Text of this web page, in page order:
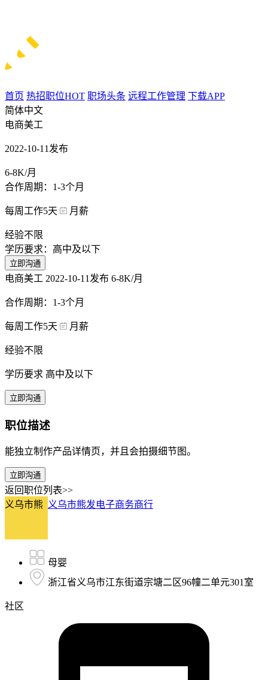
首页 热招职位HOT 职场头条 远程工作管理 下载APP
简体中文
电商美工
2022-10-11发布
6-8K/月
合作周期：1-3个月
每周工作5天 月薪
经验不限
学历要求：高中及以下
立即沟通
电商美工 2022-10-11发布 6-8K/月
合作周期：1-3个月
每周工作5天 月薪
经验不限
学历要求 高中及以下
立即沟通
职位描述
能独立制作产品详情页，并且会拍摄细节图。
立即沟通
返回职位列表>>
义乌市熊 义乌市熊发电子商务商行
母婴
浙江省义乌市江东街道宗塘二区96幢二单元301室
社区